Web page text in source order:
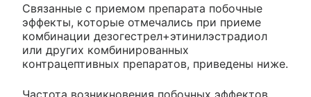
Связанные с приемом препарата побочные
эффекты, которые отмечались при приеме
комбинации дезогестрел+этинилэстрадиол
или других комбинированных
контрацептивных препаратов, приведены ниже.
Частота возникновения побочных эффектов